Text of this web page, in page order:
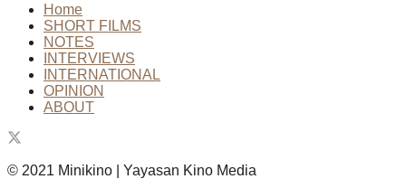
Home
SHORT FILMS
NOTES
INTERVIEWS
INTERNATIONAL
OPINION
ABOUT
© 2021 Minikino | Yayasan Kino Media